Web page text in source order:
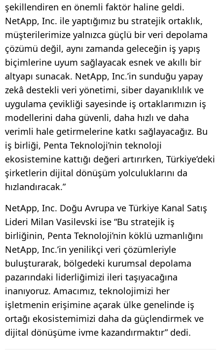
şekillendiren en önemli faktör haline geldi.
NetApp, Inc. ile yaptığımız bu stratejik ortaklık,
müşterilerimize yalnızca güçlü bir veri depolama
çözümü değil, aynı zamanda geleceğin iş yapış
biçimlerine uyum sağlayacak esnek ve akıllı bir
altyapı sunacak. NetApp, Inc.’in sunduğu yapay
zekâ destekli veri yönetimi, siber dayanıklılık ve
uygulama çevikliği sayesinde iş ortaklarımızın iş
modellerini daha güvenli, daha hızlı ve daha
verimli hale getirmelerine katkı sağlayacağız. Bu
iş birliği, Penta Teknoloji’nin teknoloji
ekosistemine kattığı değeri artırırken, Türkiye’deki
şirketlerin dijital dönüşüm yolculuklarını da
hızlandıracak.”
NetApp, Inc. Doğu Avrupa ve Türkiye Kanal Satış
Lideri Milan Vasilevski ise “Bu stratejik iş
birliğinin, Penta Teknoloji’nin köklü uzmanlığını
NetApp, Inc.’in yenilikçi veri çözümleriyle
buluşturarak, bölgedeki kurumsal depolama
pazarındaki liderliğimizi ileri taşıyacağına
inanıyoruz. Amacımız, teknolojimizi her
işletmenin erişimine açarak ülke genelinde iş
ortağı ekosistemimizi daha da güçlendirmek ve
dijital dönüşüme ivme kazandırmaktır” dedi.